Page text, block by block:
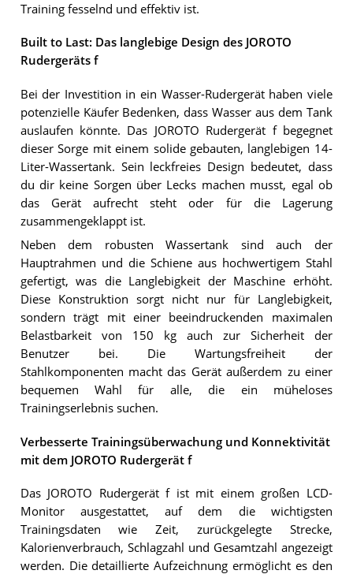
Training fesselnd und effektiv ist.
Built to Last: Das langlebige Design des JOROTO
Rudergeräts f
Bei der Investition in ein Wasser-Rudergerät haben viele
potenzielle Käufer Bedenken, dass Wasser aus dem Tank
auslaufen könnte. Das JOROTO Rudergerät f begegnet
dieser Sorge mit einem solide gebauten, langlebigen 14-
Liter-Wassertank. Sein leckfreies Design bedeutet, dass
du dir keine Sorgen über Lecks machen musst, egal ob
das Gerät aufrecht steht oder für die Lagerung
zusammengeklappt ist.
Neben dem robusten Wassertank sind auch der
Hauptrahmen und die Schiene aus hochwertigem Stahl
gefertigt, was die Langlebigkeit der Maschine erhöht.
Diese Konstruktion sorgt nicht nur für Langlebigkeit,
sondern trägt mit einer beeindruckenden maximalen
Belastbarkeit von 150 kg auch zur Sicherheit der
Benutzer bei. Die Wartungsfreiheit der
Stahlkomponenten macht das Gerät außerdem zu einer
bequemen Wahl für alle, die ein müheloses
Trainingserlebnis suchen.
Verbesserte Trainingsüberwachung und Konnektivität
mit dem JOROTO Rudergerät f
Das JOROTO Rudergerät f ist mit einem großen LCD-
Monitor ausgestattet, auf dem die wichtigsten
Trainingsdaten wie Zeit, zurückgelegte Strecke,
Kalorienverbrauch, Schlagzahl und Gesamtzahl angezeigt
werden. Die detaillierte Aufzeichnung ermöglicht es den